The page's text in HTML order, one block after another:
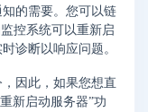
的需要。您可以链
控系统可以重新启
诊断以响应问题。
因此，如果您想直
新启动服务器”功